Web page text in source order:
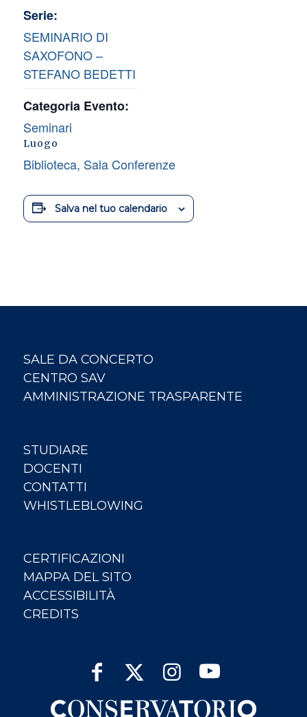
Serie:
SEMINARIO DI
SAXOFONO –
STEFANO BEDETTI
Categoria Evento:
Seminari
Luogo
Biblioteca, Sala Conferenze
Salva nel tuo calendario
SALE DA CONCERTO
CENTRO SAV
AMMINISTRAZIONE TRASPARENTE
STUDIARE
DOCENTI
CONTATTI
WHISTLEBLOWING
CERTIFICAZIONI
MAPPA DEL SITO
ACCESSIBILITÀ
CREDITS